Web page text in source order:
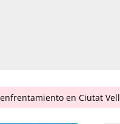
en Ciutat